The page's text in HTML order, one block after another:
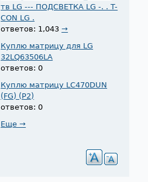
тв LG --- ПОДСВЕТКА LG -. . T-
CON LG .
ответов: 1,043→
Куплю матрицу для LG
32LQ63506LA
ответов: 0
Куплю матрицу LC470DUN
(FG) (P2)
ответов: 0
Еще →